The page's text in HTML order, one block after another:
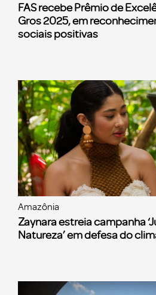
FAS recebe Prêmio de
Gros 2025, em
sociais positivas
Amazônia
Zaynara estreia campanha
Natureza’ em defesa do